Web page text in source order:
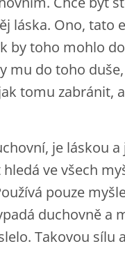
láska. Ono, tato
by toho mohlo
mu do toho
tomu zabránit,
je láskou
ve všech
pouze
duchovně a
Takovou sílu